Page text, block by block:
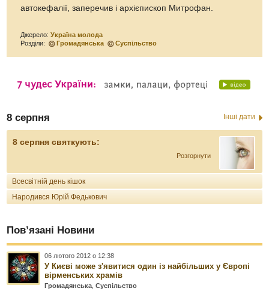
автокефалії, заперечив і архієпископ Митрофан.
Джерело:Україна молода
Розділи:
Громадянська Суспільство
8 серпня Інші дати
8 серпня святкують:
Розгорнути
Всесвітній день кішок
Народився Юрій Федькович
Пов’язані Новини
06 лютого 2012 о 12:38
У Києві може з'явитися один із найбільших у Європі
вірменських храмів
Громадянська ,Суспільство